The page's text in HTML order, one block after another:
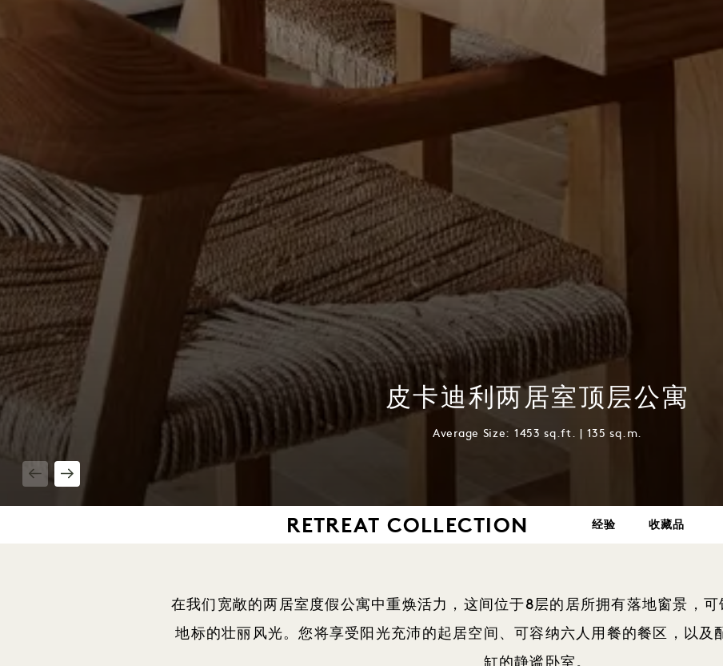
皮卡迪利两居室顶层公寓
Average Size: 1453 sq.ft. | 135 sq.m.
RETREAT COLLECTION 经验 收藏品
在我们宽敞的两居室度假公寓中重焕活力，这间位于8层的居所拥有落地窗景，
地标的壮丽风光。您将享受阳光充沛的起居空间、可容纳六人用餐的餐区，以及